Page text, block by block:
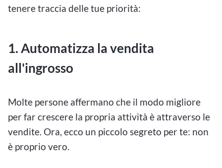
tenere traccia delle tue priorità:
1. Automatizza la vendita
all'ingrosso
Molte persone affermano che il modo migliore
per far crescere la propria attività è attraverso le
vendite. Ora, ecco un piccolo segreto per te: non
è proprio vero.